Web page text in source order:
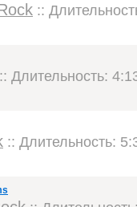
::
:: Длительность:
:: Длительность: